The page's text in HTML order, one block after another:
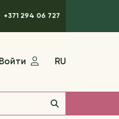
+371 294 06 727
Войти RU